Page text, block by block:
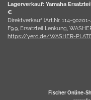
Lagerverkauf: Yamaha
€
Direktverkauf (Art.Nr. 114-
F9.9, Ersatzteil Lenkung,
https://yerd.de/WASHER-
Fischer Online-